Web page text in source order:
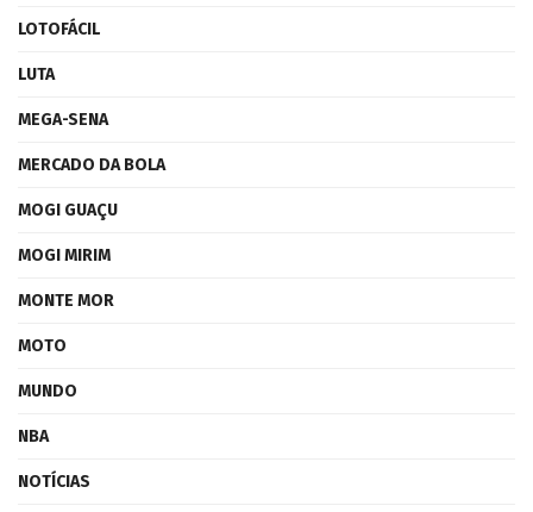
LOTOFÁCIL
LUTA
MEGA-SENA
MERCADO DA BOLA
MOGI GUAÇU
MOGI MIRIM
MONTE MOR
MOTO
MUNDO
NBA
NOTÍCIAS